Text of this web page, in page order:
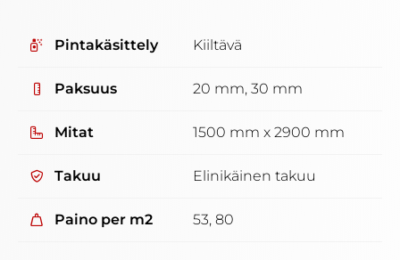
Pintakäsittely Kiiltävä
Paksuus 20 mm, 30 mm
Mitat 1500 mm x 2900 mm
Takuu Elinikäinen takuu
Paino per m2 53, 80